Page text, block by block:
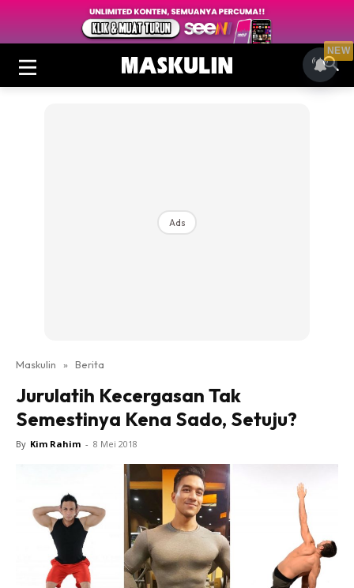
Ads
Maskulin » Berita
Jurulatih Kecergasan Tak
Semestinya Kena Sado, Setuju?
By Kim Rahim - 8 Mei 2018
NEW